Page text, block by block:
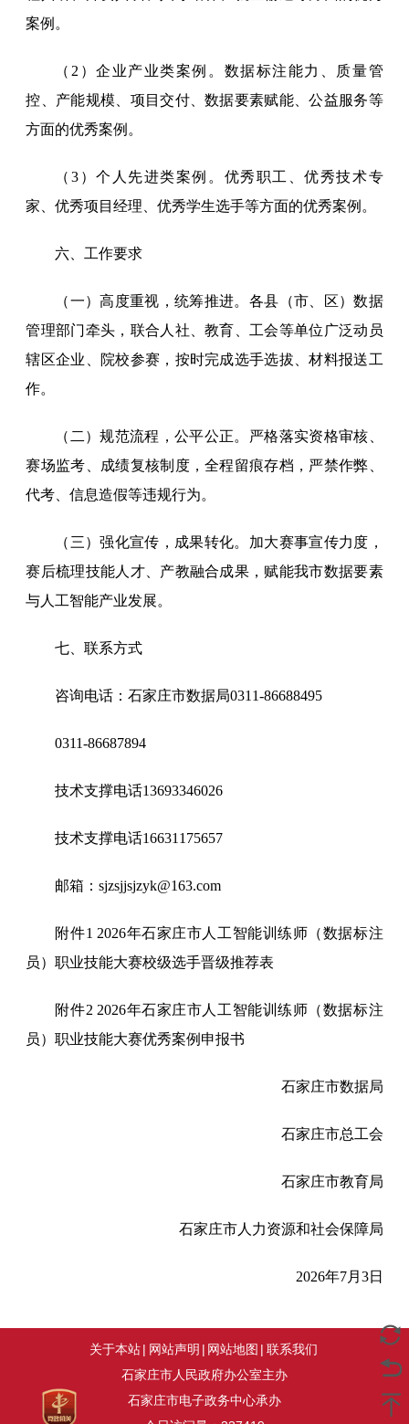
案例。
（2）企业产业类案例。数据标注能力、质量管
控、产能规模、项目交付、数据要素赋能、公益服务等
方面的优秀案例。
（3）个人先进类案例。优秀职工、优秀技术专
家、优秀项目经理、优秀学生选手等方面的优秀案例。
六、工作要求
（一）高度重视，统筹推进。各县（市、区）数据
管理部门牵头，联合人社、教育、工会等单位广泛动员
辖区企业、院校参赛，按时完成选手选拔、材料报送工
作。
（二）规范流程，公平公正。严格落实资格审核、
赛场监考、成绩复核制度，全程留痕存档，严禁作弊、
代考、信息造假等违规行为。
（三）强化宣传，成果转化。加大赛事宣传力度，
赛后梳理技能人才、产教融合成果，赋能我市数据要素
与人工智能产业发展。
七、联系方式
咨询电话：石家庄市数据局0311-86688495
0311-86687894
技术支撑电话13693346026
技术支撑电话16631175657
邮箱：sjzsjjsjzyk@163.com
附件1 2026年石家庄市人工智能训练师（数据标注
员）职业技能大赛校级选手晋级推荐表
附件2 2026年石家庄市人工智能训练师（数据标注
员）职业技能大赛优秀案例申报书
石家庄市数据局
石家庄市总工会
石家庄市教育局
石家庄市人力资源和社会保障局
2026年7月3日
关于本站| 网站声明 | 网站地图 | 联系我们
石家庄市人民政府办公室主办
石家庄市电子政务中心承办